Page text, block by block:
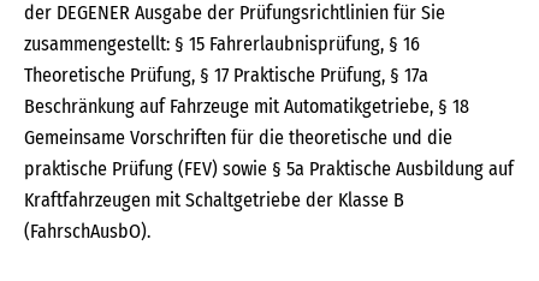
der DEGENER Ausgabe der Prüfungsrichtlinien für Sie
zusammengestellt: § 15 Fahrerlaubnisprüfung, § 16
Theoretische Prüfung, § 17 Praktische Prüfung, § 17a
Beschränkung auf Fahrzeuge mit Automatikgetriebe, § 18
Gemeinsame Vorschriften für die theoretische und die
praktische Prüfung (FEV) sowie § 5a Praktische Ausbildung auf
Kraftfahrzeugen mit Schaltgetriebe der Klasse B
(FahrschAusbO).